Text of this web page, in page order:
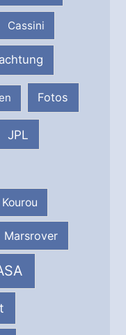
Cassini
Fotos
JPL
Kourou
Marsrover